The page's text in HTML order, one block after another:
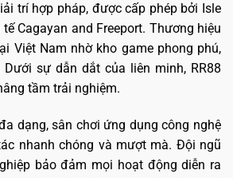
trí hợp pháp, được cấp phép bởi Isle
Cagayan and Freeport. Thương hiệu
Việt Nam nhờ kho game phong phú,
sự dẫn dắt của liên minh, RR88
tầm trải nghiệm.
dạng, sân chơi ứng dụng công nghệ
nhanh chóng và mượt mà. Đội ngũ
bảo đảm mọi hoạt động diễn ra